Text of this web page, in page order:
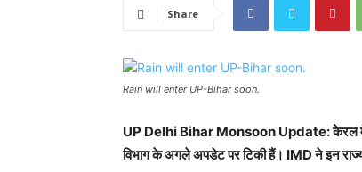
Share
Rain will enter UP-Bihar soon.
UP Delhi Bihar Monsoon Update:केरल
विभाग के अगले अपडेट पर टिकी हैं। IMD ने इन